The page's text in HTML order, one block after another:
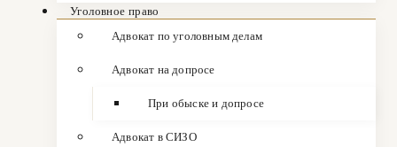
Уголовное право
Адвокат по уголовным делам
Адвокат на допросе
При обыске и допросе
Адвокат в СИЗО